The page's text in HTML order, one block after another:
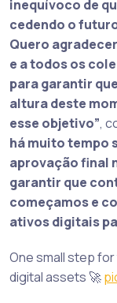
inequívoco de
cedendo o
Quero
e a todos os
para garantir
altura deste
esse objetivo”,
há muito tempo
aprovação final
garantir que
começamos e
ativos digitais
One small step
digital assets 🚀